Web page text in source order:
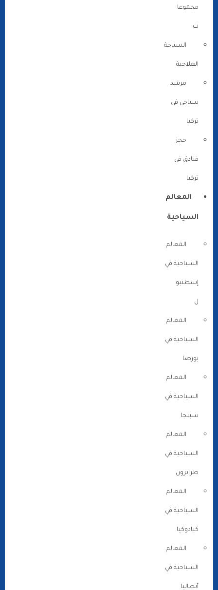
مجموعا
ت
السياحة
العلاجية
مرشد
سياحي في
تركيا
حجز
فنادق في
تركيا
المعالم
السياحية
المعالم
السياحية في
إسطنبو
ل
المعالم
السياحية في
بورصا
المعالم
السياحية في
سبنجا
المعالم
السياحية في
طرابزون
المعالم
السياحية في
كبادوكيا
المعالم
السياحية في
أنطاليا